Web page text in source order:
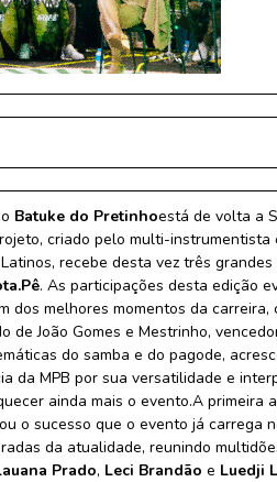
Batuke do Pretinhoestá de volta a
criado pelo multi-instrumentista
recebe desta vez três grandes
. As participações desta edição
dos melhores momentos da carreira,
de João Gomes e Mestrinho,
do samba e do pagode,
da MPB por sua versatilidade e
ainda mais o evento.A primeira
o sucesso que o evento já carrega
da atualidade, reunindo
Prado, Leci Brandão e Luedji